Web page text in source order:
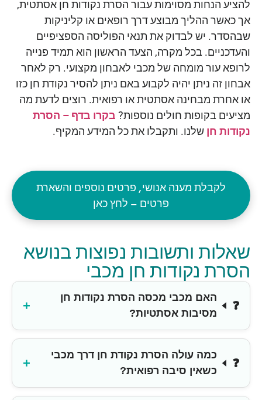
להציע הנחות מסוימות עבור הסרת נקודות חן אסתטית,
אך כאשר ההליך מבוצע דרך רופאים או קליניקות
שבהסדר. יש לבדוק את תנאי הפוליסה הספציפיים
והעדכניים. בכל מקרה, הצעד הראשון הוא תמיד פנייה
לרופא עור מומחה של מכבי לאבחון מקצועי. רק לאחר
אבחון זה ניתן יהיה לקבוע באם ניתן להסיר נקודת חן כזו
או אחרת מבחינה אסתטית או רפואית. רוצים לדעת מה
מציעים בקופות חולים נוספות? בקרו בדף – הסרת
נקודות חן שלנו. ותקבלו את כל המידע המקיף.
לקבלת מענה אנושי, פרטים נוספים והשארת
פרטים – לחץ כאן
שאלות ותשובות נפוצות בנושא
הסרת נקודות חן מכבי
האם מכבי מכסה הסרת נקודות חן
מסיבות אסתטיות?
כמה עולה הסרת נקודת חן דרך מכבי
כשאין סיבה רפואית?